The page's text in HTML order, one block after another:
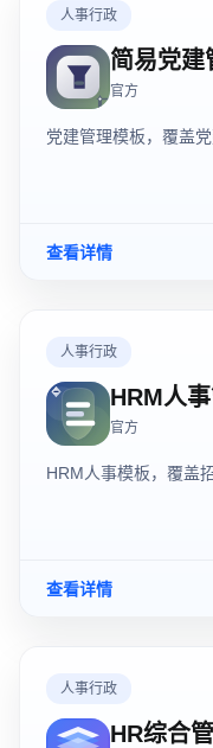
人事行政
简易党建
官方
党建管理模板，覆盖
查看详情
人事行政
HRM人
官方
HRM人事模板，覆盖
查看详情
人事行政
HR综合